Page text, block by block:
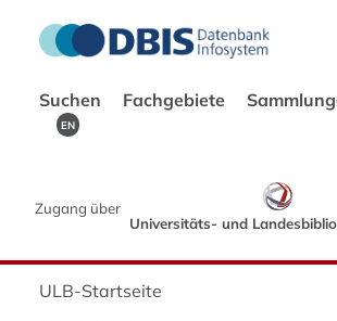
Suchen Fachgebiete
EN
Zugang über
Universitäts- und
ULB-Startseite